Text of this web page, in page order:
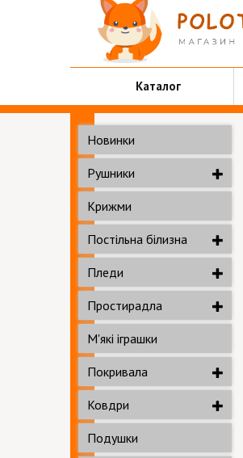
Каталог
Новинки
Рушники
Крижми
Постільна білизна
Пледи
Простирадла
М'які іграшки
Покривала
Ковдри
Подушки